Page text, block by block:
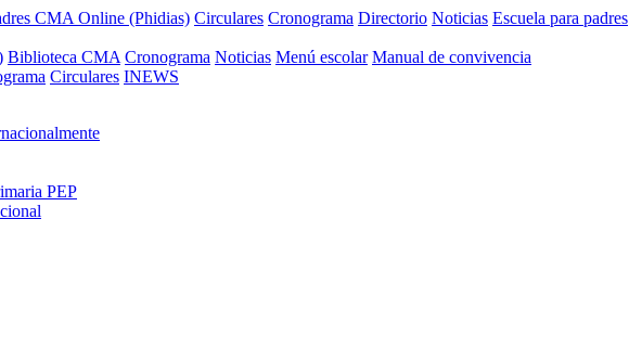
CMA Online (Phidias) Circulares Cronograma Directorio Noticias Escuela para padres
Biblioteca CMA Cronograma Noticias Menú escolar Manual de convivencia
Circulares INEWS
PEP